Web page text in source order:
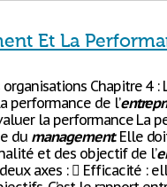
Et La
Chapitre 4 :
performance de l’
la performance La
du management. Elle
et des objectif de l’
axes :  Efficacité :